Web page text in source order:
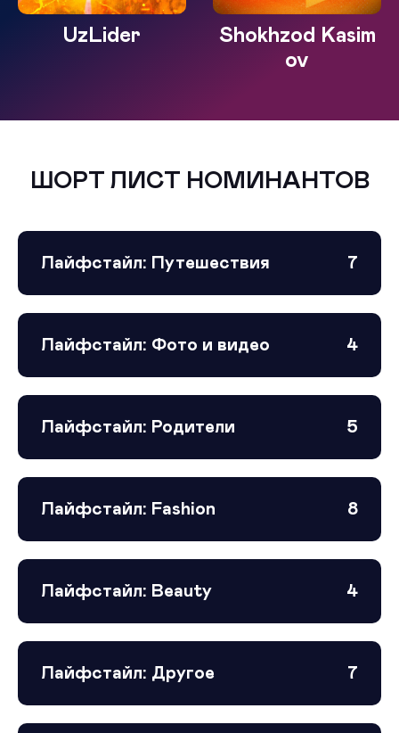
UzLider
Shokhzod Kasim
ov
ШОРТ ЛИСТ НОМИНАНТОВ
Лайфстайл: Путешествия 7
Лайфстайл: Фото и видео 4
Лайфстайл: Родители 5
Лайфстайл: Fashion 8
Лайфстайл: Beauty 4
Лайфстайл: Другое 7